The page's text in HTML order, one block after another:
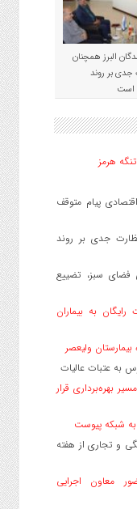
البرز همچنان
جدی بر روند
است
هرمز
پیام متوقف
جدی بر روند
فضای سبز، تضییع
خدمات رایگان به بیماران
ولیعصر
بهره‌برداری قرار
و تجاری از هفته
معاون اجرایی